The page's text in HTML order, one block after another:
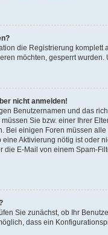
die Registrierung
möchten, gesperrt
nicht anmelden!
Benutzernamen und das
Sie bzw. einer Ihrer
Bei einigen Foren müssen
Aktivierung nötig ist oder
E-Mail von einem Spam-
Sie zunächst, ob Ihr
dass ein